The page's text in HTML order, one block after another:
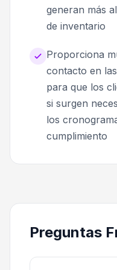
generan más
de inventario
Proporciona
contacto en
para que los
si surgen
los
cumplimiento
Preguntas